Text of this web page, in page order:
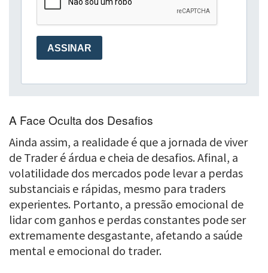
A Face Oculta dos Desafios
Ainda assim, a realidade é que a jornada de viver
de Trader é árdua e cheia de desafios. Afinal, a
volatilidade dos mercados pode levar a perdas
substanciais e rápidas, mesmo para traders
experientes. Portanto, a pressão emocional de
lidar com ganhos e perdas constantes pode ser
extremamente desgastante, afetando a saúde
mental e emocional do trader.